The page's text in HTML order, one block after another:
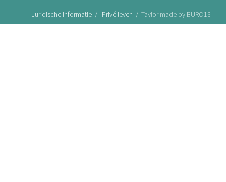
Taylor made by BURO13
Juridische informatie Privé leven